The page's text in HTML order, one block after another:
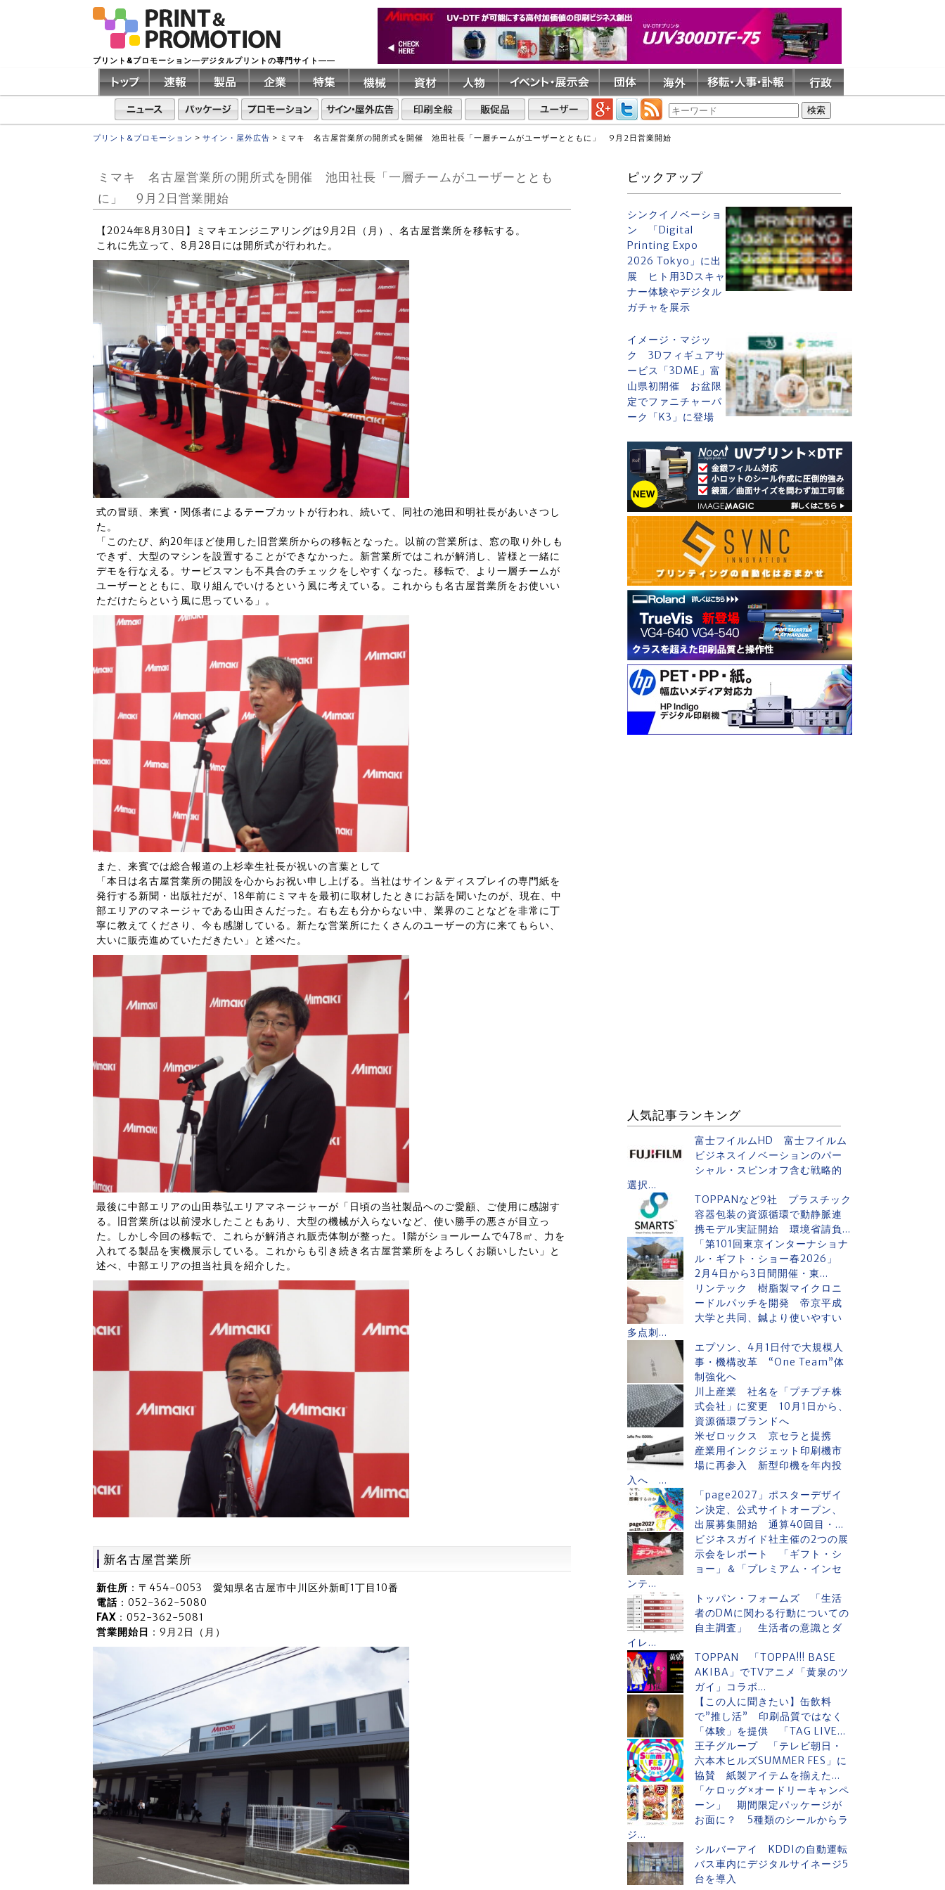
プリント&プロモーション―デジタルプリントの専門サイト――
プリント&プロモーション > サイン・屋外広告 > ミマキ 名古屋営業所の開所式を開催 池田社長「一層チームがユーザーとともに」 9月2日営業開始
ミマキ 名古屋営業所の開所式を開催 池田社長「一層チームがユーザーととも
に」 9月2日営業開始
【2024年8月30日】ミマキエンジニアリングは9月2日（月）、名古屋営業所を移転する。
これに先立って、8月28日には開所式が行われた。
式の冒頭、来賓・関係者によるテープカットが行われ、続いて、同社の池田和明社長があいさつし
た。
「このたび、約20年ほど使用した旧営業所からの移転となった。以前の営業所は、窓の取り外しも
できず、大型のマシンを設置することができなかった。新営業所ではこれが解消し、皆様と一緒に
デモを行なえる。サービスマンも不具合のチェックをしやすくなった。移転で、より一層チームが
ユーザーとともに、取り組んでいけるという風に考えている。これからも名古屋営業所をお使いい
ただけたらという風に思っている」。
また、来賓では総合報道の上杉幸生社長が祝いの言葉として
「本日は名古屋営業所の開設を心からお祝い申し上げる。当社はサイン＆ディスプレイの専門紙を
発行する新聞・出版社だが、18年前にミマキを最初に取材したときにお話を聞いたのが、現在、中
部エリアのマネージャである山田さんだった。右も左も分からない中、業界のことなどを非常に丁
寧に教えてくださり、今も感謝している。新たな営業所にたくさんのユーザーの方に来てもらい、
大いに販売進めていただきたい」と述べた。
最後に中部エリアの山田恭弘エリアマネージャーが「日頃の当社製品へのご愛顧、ご使用に感謝す
る。旧営業所は以前浸水したこともあり、大型の機械が入らないなど、使い勝手の悪さが目立っ
た。しかし今回の移転で、これらが解消され販売体制が整った。1階がショールームで478㎡、力を
入れてる製品を実機展示している。これからも引き続き名古屋営業所をよろしくお願いしたい」と
述べ、中部エリアの担当社員を紹介した。
新名古屋営業所
新住所 ：〒454-0053 愛知県名古屋市中川区外新町1丁目10番
電話 ：052-362-5080
FAX ：052-362-5081
営業開始日 ：9月2日（月）
ピックアップ
シンクイノベーショ
ン 「Digital
Printing Expo
2026 Tokyo」に出
展 ヒト用3Dスキャ
ナー体験やデジタル
ガチャを展示
イメージ・マジッ
ク 3Dフィギュアサ
ービス「3DME」富
山県初開催 お盆限
定でファニチャーパ
ーク「K3」に登場
人気記事ランキング
富士フイルムHD 富士フイルム
ビジネスイノベーションのパー
シャル・スピンオフ含む戦略的
選択...
TOPPANなど9社 プラスチック
容器包装の資源循環で動静脈連
携モデル実証開始 環境省請負...
「第101回東京インターナショナ
ル・ギフト・ショー春2026」
2月4日から3日間開催・東...
リンテック 樹脂製マイクロニ
ードルパッチを開発 帝京平成
大学と共同、鍼より使いやすい
多点刺...
エプソン、4月1日付で大規模人
事・機構改革 “One Team”体
制強化へ
川上産業 社名を「プチプチ株
式会社」に変更 10月1日から、
資源循環ブランドへ
米ゼロックス 京セラと提携
産業用インクジェット印刷機市
場に再参入 新型印機を年内投
入へ ...
「page2027」ポスターデザイ
ン決定、公式サイトオープン、
出展募集開始 通算40回目・...
ビジネスガイド社主催の2つの展
示会をレポート 「ギフト・シ
ョー」＆「プレミアム・インセ
ンテ...
トッパン・フォームズ 「生活
者のDMに関わる行動についての
自主調査」 生活者の意識とダ
イレ...
TOPPAN 「TOPPA!!! BASE
AKIBA」でTVアニメ「黄泉のツ
ガイ」コラボ...
【この人に聞きたい】缶飲料
で”推し活” 印刷品質ではなく
「体験」を提供 「TAG LIVE...
王子グループ 「テレビ朝日・
六本木ヒルズSUMMER FES」に
協賛 紙製アイテムを揃えた...
「ケロッグ×オードリーキャンペ
ーン」 期間限定パッケージが
お面に？ 5種類のシールからラ
ジ...
シルバーアイ KDDIの自動運転
バス車内にデジタルサイネージ5
台を導入